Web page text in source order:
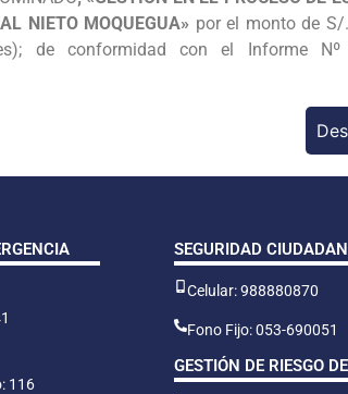
NIETO MOQUEGUA» por el monto de S/
de conformidad con el Informe Nº
116
SEGURIDAD
Celular: 988880870
Fono Fijo: 053-690051
GESTIÓN DE RIESGO